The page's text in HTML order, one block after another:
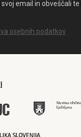
email in obveščali
osebnih podatkov